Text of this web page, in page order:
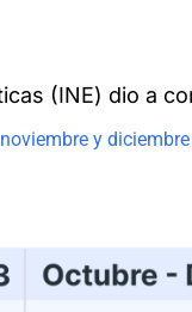
(INE) dio a
y